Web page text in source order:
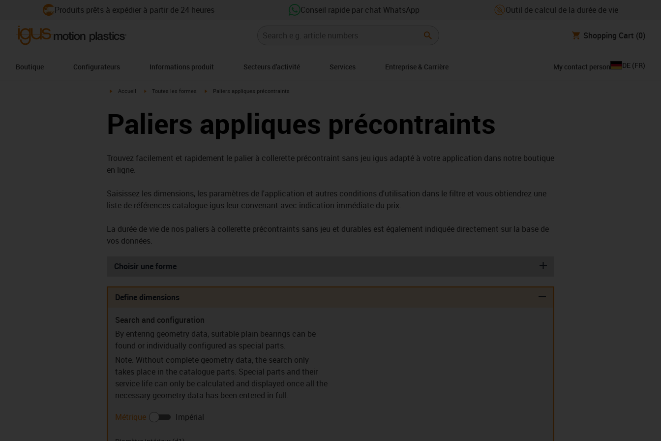
Produits prêts à expédier à partir de 24 heures Conseil rapide par chat WhatsApp Outil de calcul de la durée de vie
Shopping Cart (0)
Boutique Configurateurs Informations produit Secteurs d'activité Services Entreprise & Carrière My contact person DE (FR)
igus-icon-arrow-right
Accueil igus-icon-arrow-right
Toutes les formes igus-icon-arrow-right
Paliers appliques précontraints
Paliers appliques précontraints
Trouvez facilement et rapidement le palier à collerette précontraint sans jeu igus adapté à votre application dans notre boutique
en ligne.
Saisissez les dimensions, les paramètres de l'application et autres conditions d'utilisation dans le filtre et vous obtiendrez une
liste de références catalogue igus leur convenant avec indication immédiate du prix.
La durée de vie de nos paliers à collerette précontraints sans jeu et durables est également indiquée directement sur la base de
vos données.
Choisir une forme igus-icon-plus
Paliers lisses
cylindriques (S)
Paliers lisses à
collerette (F)
précontraints (VS)
Bagues de guidage
(PR)
Paliers clips (C) Paliers Fendus (Y)
Define dimensions igus-icon-minus
Search and configuration
By entering geometry data, suitable plain bearings can be
found or individually configured as special parts.
Note: Without complete geometry data, the search only
takes place in the catalogue parts. Special parts and their
service life can only be calculated and displayed once all the
necessary geometry data has been entered in full.
Métrique
Impérial